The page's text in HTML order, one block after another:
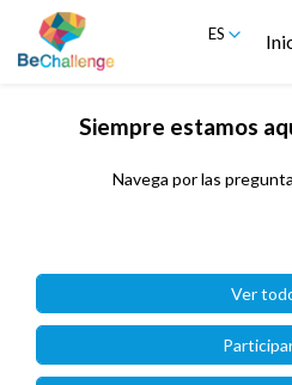
ES
Siempre estamos
Navega por las
Ver